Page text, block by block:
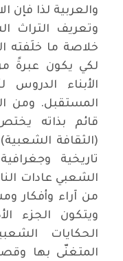
والعربية لذا فإن
وتعريف التراث
خلاصة ما خلَفته
لكي يكون عبرةً
الأبناء
المستقبل. ومن
قائم بذاته
(الثقافة
تاريخية
الشعبي عادات
من آراء وأفكار
ويتكون الجزء
الحكايات
المتغنّى بها